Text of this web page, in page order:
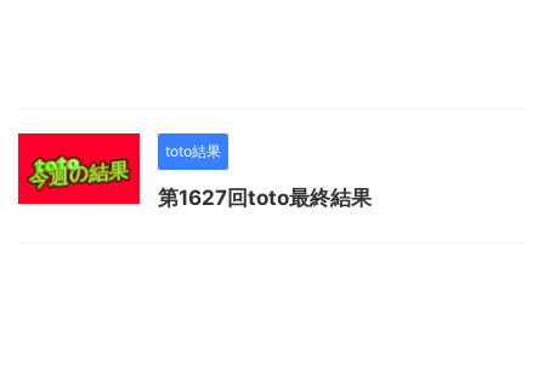
toto結果
第1627回toto最終結果